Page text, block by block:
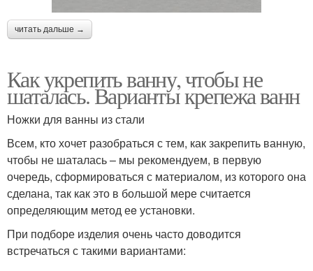
читать дальше →
Как укрепить ванну, чтобы не
шаталась. Варианты крепежа ванн
Ножки для ванны из стали
Всем, кто хочет разобраться с тем, как закрепить ванную,
чтобы не шаталась – мы рекомендуем, в первую
очередь, сформироваться с материалом, из которого она
сделана, так как это в большой мере считается
определяющим метод еe установки.
При подборе изделия очень часто доводится
встречаться с такими вариантами: